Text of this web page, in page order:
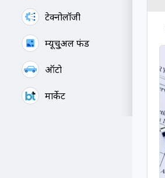
टेक्नोलॉजी
म्यूचु्अल फंड
ऑटो
मार्केट